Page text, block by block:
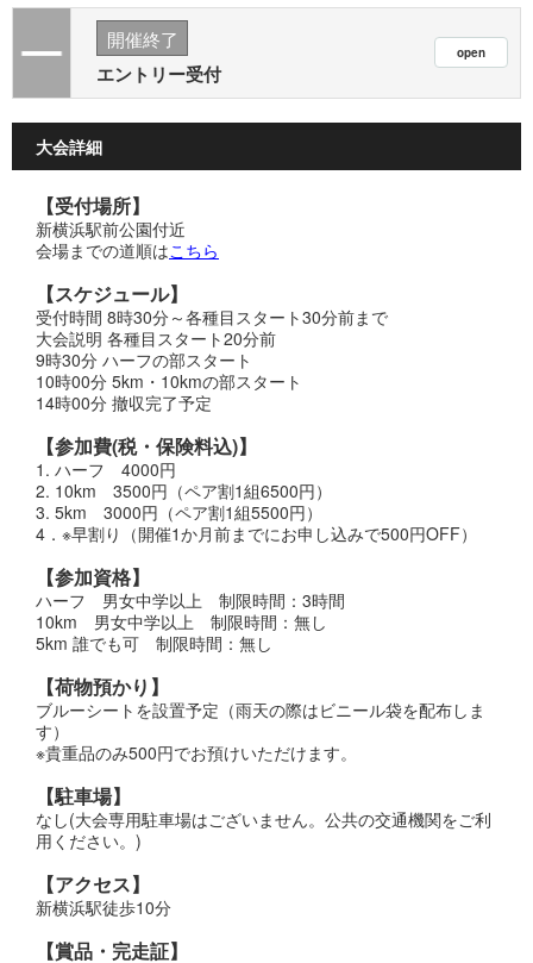
開催終了
エントリー受付
大会詳細
【受付場所】
新横浜駅前公園付近
会場までの道順はこちら
【スケジュール】
受付時間 8時30分～各種目スタート30分前まで
大会説明 各種目スタート20分前
9時30分 ハーフの部スタート
10時00分 5km・10kmの部スタート
14時00分 撤収完了予定
【参加費(税・保険料込)】
1. ハーフ 4000円
2. 10km 3500円（ペア割1組6500円）
3. 5km 3000円（ペア割1組5500円）
4．※早割り（開催1か月前までにお申し込みで500円OFF）
【参加資格】
ハーフ 男女中学以上 制限時間：3時間
10km 男女中学以上 制限時間：無し
5km 誰でも可 制限時間：無し
【荷物預かり】
ブルーシートを設置予定（雨天の際はビニール袋を配布しま
す）
※貴重品のみ500円でお預けいただけます。
【駐車場】
なし(大会専用駐車場はございません。公共の交通機関をご利
用ください。)
【アクセス】
新横浜駅徒歩10分
【賞品・完走証】